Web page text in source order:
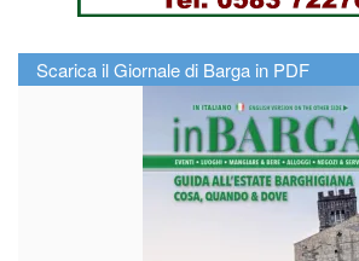
Scarica il Giornale di Barga in PDF